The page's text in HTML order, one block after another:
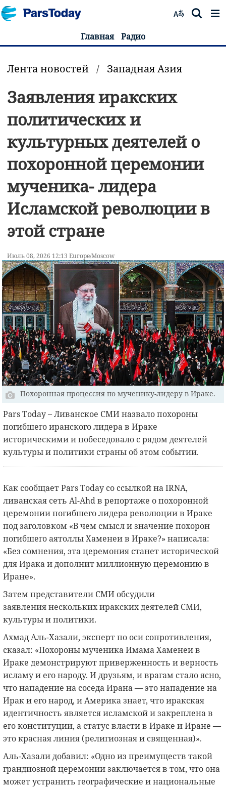
Главная Радио
Лента новостей / Западная Азия
Заявления иракских
политических и
культурных деятелей о
похоронной церемонии
мученика- лидера
Исламской революции в
этой стране
Июль 08, 2026 12:13 Europe/Moscow
Похоронная процессия по мученику-лидеру в Ираке.
Рars Today – Ливанское СМИ назвало похороны
погибшего иранского лидера в Ираке
историческими и побеседовало с рядом деятелей
культуры и политики страны об этом событии.
Как сообщает Pars Today со ссылкой на IRNA,
ливанская сеть Al-Ahd в репортаже о похоронной
церемонии погибшего лидера революции в Ираке
под заголовком «В чем смысл и значение похорон
погибшего аятоллы Хаменеи в Ираке?» написала:
«Без сомнения, эта церемония станет исторической
для Ирака и дополнит миллионную церемонию в
Иране».
Затем представители СМИ обсудили
заявления нескольких иракских деятелей СМИ,
культуры и политики.
Ахмад Аль-Хазали, эксперт по оси сопротивления,
сказал: «Похороны мученика Имама Хаменеи в
Ираке демонстрируют приверженность и верность
исламу и его народу. И друзьям, и врагам стало ясно,
что нападение на соседа Ирана — это нападение на
Ирак и его народ, и Америка знает, что иракская
идентичность является исламской и закреплена в
его конституции, а статус власти в Ираке и Иране —
это красная линия (религиозная и священная)».
Аль-Хазали добавил: «Одно из преимуществ такой
грандиозной церемонии заключается в том, что она
может устранить географические и национальные